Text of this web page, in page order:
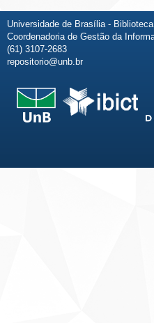
Universidade de Brasília -
Coordenadoria de Gestão da
(61) 3107-2683
repositorio@unb.br